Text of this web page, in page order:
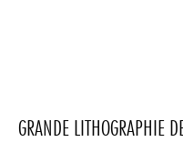
GRANDE LITHOGRAPHIE